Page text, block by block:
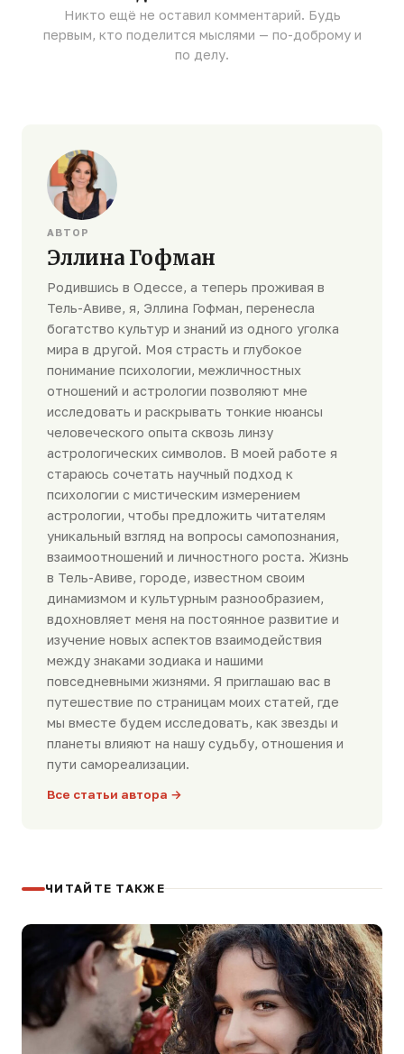
Никто ещё не оставил комментарий. Будь
первым, кто поделится мыслями — по-доброму и
по делу.
АВТОР
Эллина Гофман
Родившись в Одессе, а теперь проживая в
Тель-Авиве, я, Эллина Гофман, перенесла
богатство культур и знаний из одного уголка
мира в другой. Моя страсть и глубокое
понимание психологии, межличностных
отношений и астрологии позволяют мне
исследовать и раскрывать тонкие нюансы
человеческого опыта сквозь линзу
астрологических символов. В моей работе я
стараюсь сочетать научный подход к
психологии с мистическим измерением
астрологии, чтобы предложить читателям
уникальный взгляд на вопросы самопознания,
взаимоотношений и личностного роста. Жизнь
в Тель-Авиве, городе, известном своим
динамизмом и культурным разнообразием,
вдохновляет меня на постоянное развитие и
изучение новых аспектов взаимодействия
между знаками зодиака и нашими
повседневными жизнями. Я приглашаю вас в
путешествие по страницам моих статей, где
мы вместе будем исследовать, как звезды и
планеты влияют на нашу судьбу, отношения и
пути самореализации.
Все статьи автора →
ЧИТАЙТЕ ТАКЖЕ